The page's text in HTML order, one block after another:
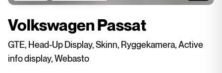
Volkswagen Passat
GTE, Head-Up Display, Skinn, Ryggekamera, Active
info display, Webasto